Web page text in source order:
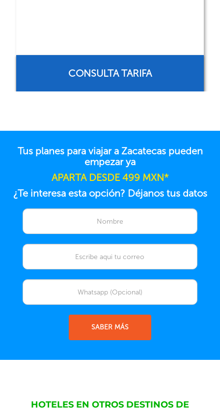
CONSULTA TARIFA
Tus planes para viajar a Zacatecas pueden
empezar ya
APARTA DESDE 499 MXN*
¿Te interesa esta opción? Déjanos tus datos
SABER MÁS
HOTELES EN OTROS DESTINOS DE